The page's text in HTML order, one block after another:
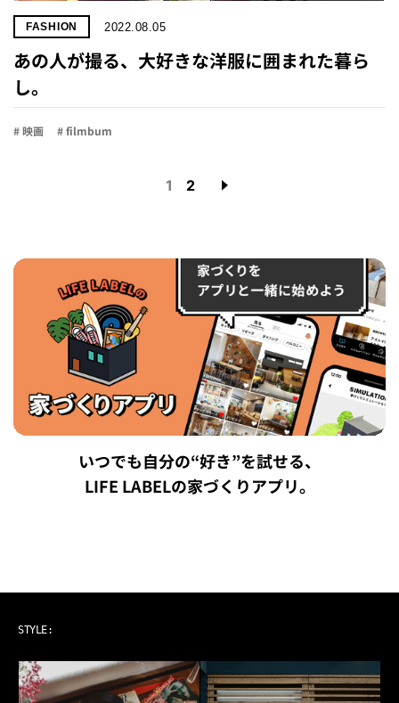
FASHION 2022.08.05
あの人が撮る、大好きな洋服に囲まれた暮ら
し。
# 映画 # filmbum
1 2
いつでも自分の“好き”を試せる、
LIFE LABELの家づくりアプリ。
STYLE: